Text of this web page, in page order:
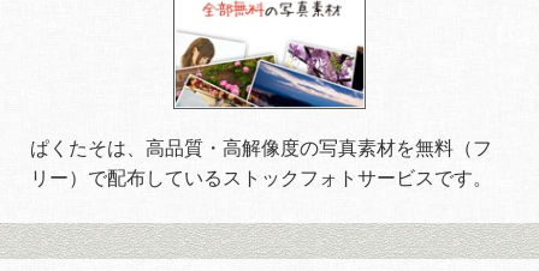
ぱくたそは、高品質・高解像度の写真素材を無料（フ
リー）で配布しているストックフォトサービスです。